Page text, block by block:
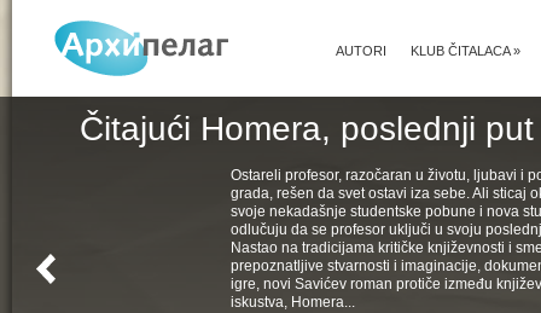
KLUB ČITALACA»
AUTORI
Čitajući Homera, poslednji put
Ostareli profesor, razočaran u životu, ljubavi i
grada, rešen da svet ostavi iza sebe. Ali sticaj
svoje nekadašnje studentske pobune i nova
odlučuju da se profesor uključi u svoju
Nastao na tradicijama kritičke književnosti i
prepoznatljive stvarnosti i imaginacije,
igre, novi Savićev roman protiče između
iskustva, Homera...